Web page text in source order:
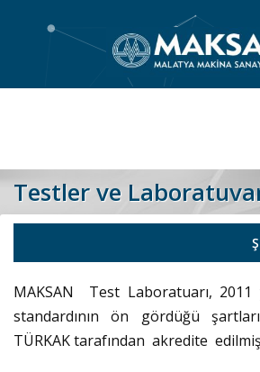
Testler ve
MAKSAN Test Laboratuarı, 2011
standardının ön gördüğü
TÜRKAK tarafından akredite